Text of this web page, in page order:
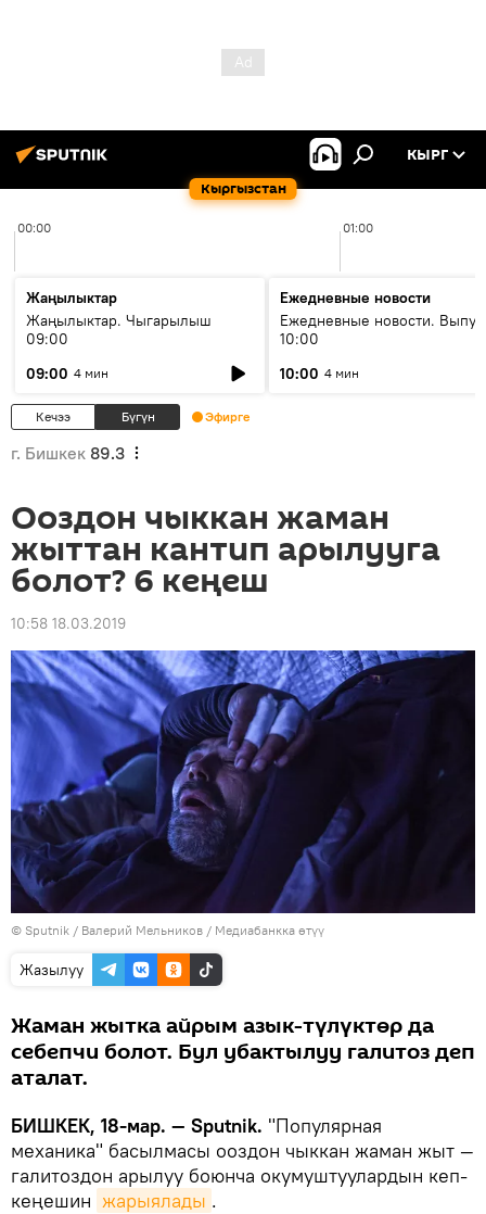
Кыргызстан
КЫРГ
00:00 01:00
Жаңылыктар
Жаңылыктар. Чыгарылыш
09:00
09:00 4 мин
Ежедневные новости
Ежедневные новости.
10:00
10:00 4 мин
Кечээ Бүгүн Эфирге
г. Бишкек 89.3
Ооздон чыккан жаман
жыттан кантип арылууга
болот? 6 кеңеш
10:58 18.03.2019
© Sputnik / Валерий Мельников / Медиабанкка өтүү
Жазылуу
Жаман жытка айрым азык-түлүктөр да
себепчи болот. Бул убактылуу галитоз деп
аталат.
БИШКЕК, 18-мар. — Sputnik. "Популярная
механика" басылмасы ооздон чыккан жаман жыт —
галитоздон арылуу боюнча окумуштуулардын кеп-
кеңешин жарыялады .